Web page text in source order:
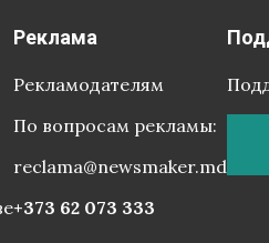
Реклама
Рекламодателям
По вопросам рекламы:
reclama@newsmaker.md
+373 62 073 333